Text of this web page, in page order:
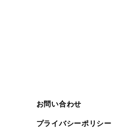
お問い合わせ
プライバシーポリシー